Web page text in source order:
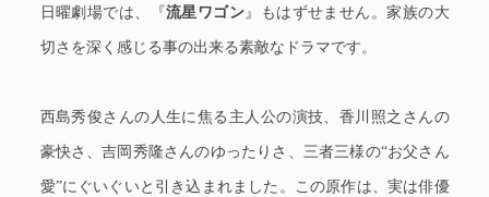
日曜劇場では、『流星ワゴン』もはずせません。家族の大
切さを深く感じる事の出来る素敵なドラマです。
西島秀俊さんの人生に焦る主人公の演技、香川照之さんの
豪快さ、吉岡秀隆さんのゆったりさ、三者三様の“お父さん
愛”にぐいぐいと引き込まれました。この原作は、実は俳優